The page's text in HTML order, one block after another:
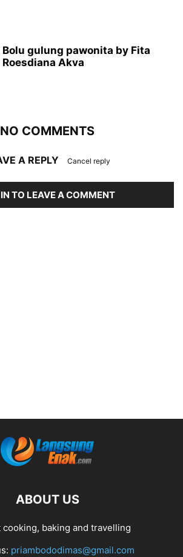
Bolu gulung pawonita by Fita
Roesdiana Akva
NO COMMENTS
A REPLY Cancel reply
TO LEAVE A COMMENT
ABOUT US
cooking, baking and travelling
priambododimas@gmail.com